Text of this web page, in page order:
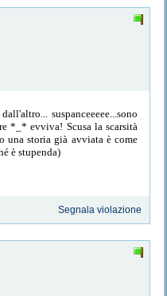
suspanceeeee...sono
*_* evviva! Scusa la scarsità
una storia già avviata è come
è stupenda)
Segnala violazione